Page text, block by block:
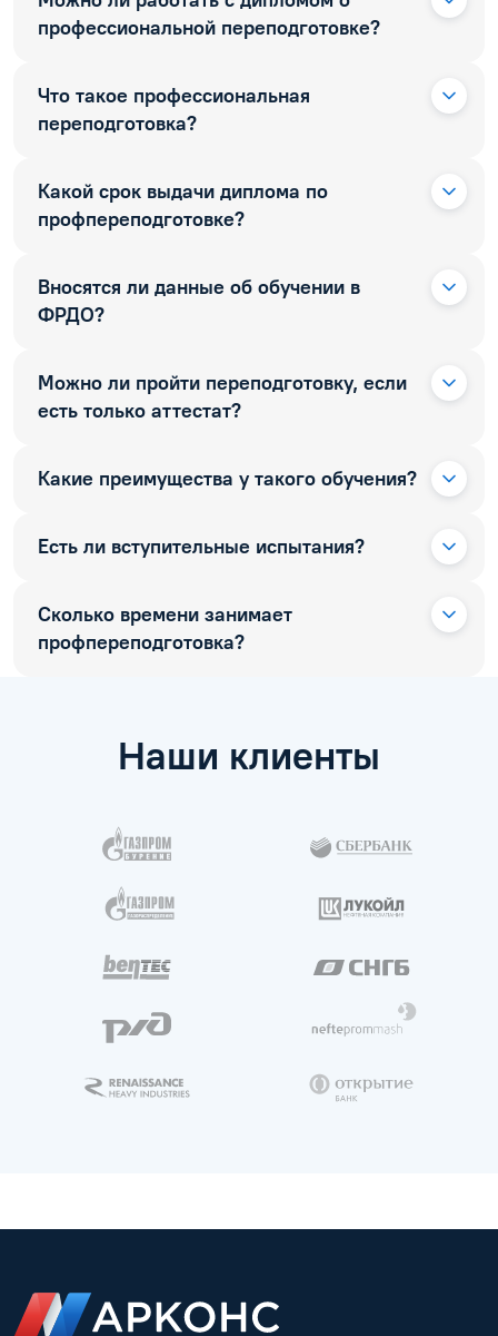
профессиональной переподготовке?
Что такое профессиональная
переподготовка?
Какой срок выдачи диплома по
профпереподготовке?
Вносятся ли данные об обучении в
ФРДО?
Можно ли пройти переподготовку, если
есть только аттестат?
Какие преимущества у такого обучения?
Есть ли вступительные испытания?
Сколько времени занимает
профпереподготовка?
Наши клиенты